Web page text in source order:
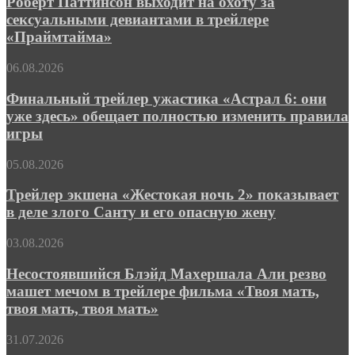
охоту
за
девиантами
трейлере
«Праймтайма»
сексуальными девиантами в трейлере
«Праймтайма»
Финальный
ужастика
«Астрал
6:
они
здесь»
полностью
изменить
правила
игры
06.08.2026
Финальный трейлер ужастика «Астрал 6: они
уже здесь» обещает полностью изменить правила
игры
Трейлер
«Жестокая
ночь 2»
показывает
деле
Санту
и
его
жену
05.08.2026
Трейлер экшена «Жестокая ночь 2» показывает
в деле злого Санту и его опасную жену
Несостоявшийся
Махершала
Али
резво
машет
в
03.08.2026
Несостоявшийся Блэйд Махершала Али резво
машет мечом в трейлере фильма «Твоя мать,
твоя мать, твоя мать»
Позеленевший
31.07.2026